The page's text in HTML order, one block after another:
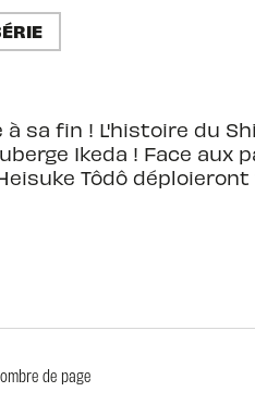
sa fin ! L'histoire du
Ikeda ! Face
Tôdô
de page